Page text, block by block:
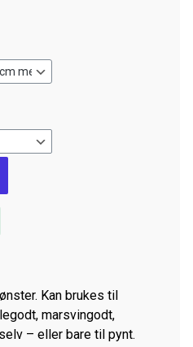
Kan brukes til
marsvingodt,
– eller bare til pynt.